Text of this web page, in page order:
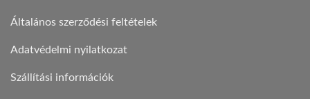
Általános szerződési feltételek
Adatvédelmi nyilatkozat
Szállítási információk